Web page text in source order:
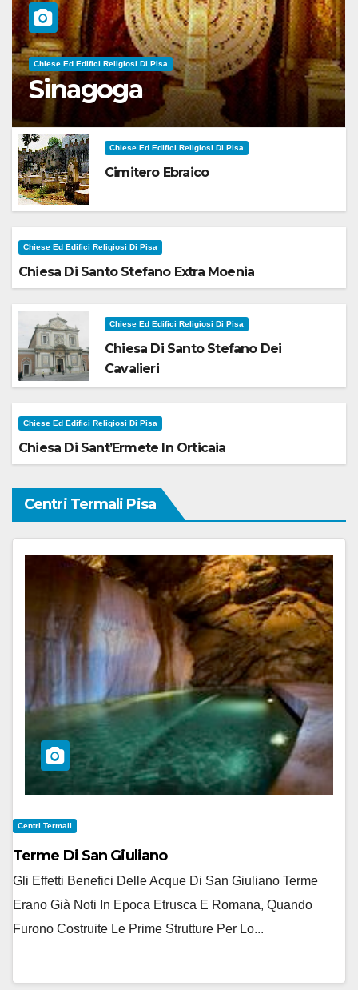
Chiese Ed Edifici Religiosi Di Pisa
Sinagoga
Chiese Ed Edifici Religiosi Di Pisa
Cimitero Ebraico
Chiese Ed Edifici Religiosi Di Pisa
Chiesa Di Santo Stefano Extra Moenia
Chiese Ed Edifici Religiosi Di Pisa
Chiesa Di Santo Stefano Dei
Cavalieri
Chiese Ed Edifici Religiosi Di Pisa
Chiesa Di Sant’Ermete In Orticaia
Centri Termali Pisa
Centri Termali
Terme Di San Giuliano
Gli Effetti Benefici Delle Acque Di San Giuliano Terme
Erano Già Noti In Epoca Etrusca E Romana, Quando
Furono Costruite Le Prime Strutture Per Lo...